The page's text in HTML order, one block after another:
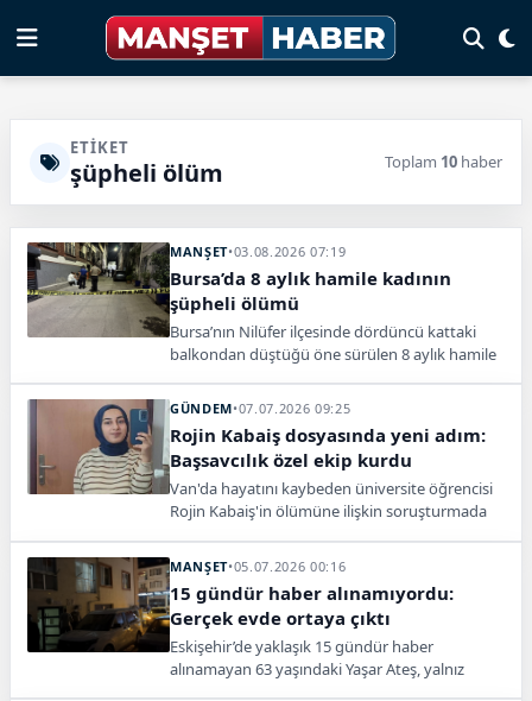
ETIKET
şüpheli ölüm Toplam 10 haber
MANŞET•03.08.2026 07:19
Bursa’da 8 aylık hamile kadının
şüpheli ölümü
Bursa’nın Nilüfer ilçesinde dördüncü kattaki
balkondan düştüğü öne sürülen 8 aylık hamile
GÜNDEM•07.07.2026 09:25
Rojin Kabaiş dosyasında yeni adım:
Başsavcılık özel ekip kurdu
Van'da hayatını kaybeden üniversite öğrencisi
Rojin Kabaiş'in ölümüne ilişkin soruşturmada
karartıldığı iddia edilen 15 dakikalık kamera
kaydı ile baz istasyonu verilerini yeniden
inceleyecek.
MANŞET•05.07.2026 00:16
15 gündür haber alınamıyordu:
Gerçek evde ortaya çıktı
Eskişehir’de yaklaşık 15 gündür haber
alınamayan 63 yaşındaki Yaşar Ateş, yalnız